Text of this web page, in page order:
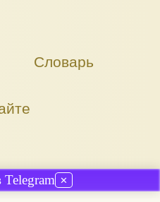
Словарь
✕